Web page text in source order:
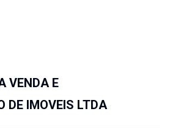
VENDA E
DE IMOVEIS LTDA